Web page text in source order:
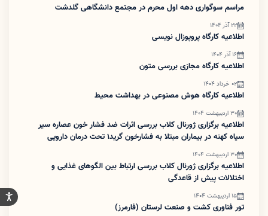
مراسم سوگواری دهه اول محرم در مجتمع دانشگاهی گلدشت
22 آذر 1404
اطلاعیه کارگاه پروپوزال نویسی
16 آذر 1404
اطلاعیه کارگاه مجازی بررسی متون
02 خرداد 1404
اطلاعیه کارگاه هوش مصنوعی در بهداشت محیط
30 اردیبهشت 1404
اطلاعیه برگزاری ژورنال کلاب بررسی اثرات ضد فشار خون عصاره سیر
سیاه کهنه در بیماران مبتلا به فشارخون گرید۱ تحت درمان دارویی
30 اردیبهشت 1404
اطلاعیه برگزاری ژورنال کلاب بررسی ارتباط بین الگوهای غذایی و
اختلالات پیش از قاعدگی
15 اردیبهشت 1404
تور فناوری کشت و صنعت لرستان (فارمرز)